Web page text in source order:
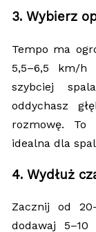
3. Wybierz
Tempo ma
5,5–6,5 km/h
szybciej
oddychasz
rozmowę. To
idealna dla
4. Wydłuż
Zacznij od
dodawaj